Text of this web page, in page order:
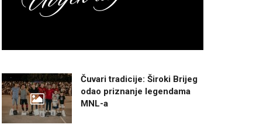
Čuvari tradicije: Široki Brijeg
odao priznanje legendama
MNL-a